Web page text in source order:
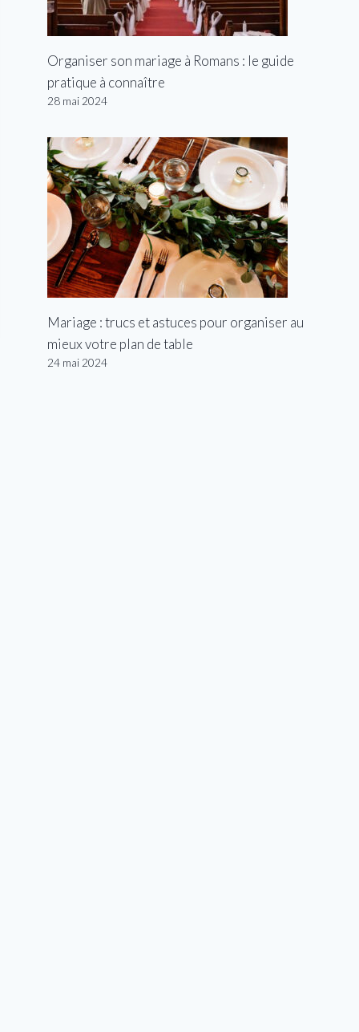
Organiser son mariage à Romans : le guide
pratique à connaître
28 mai 2024
Mariage : trucs et astuces pour organiser au
mieux votre plan de table
24 mai 2024